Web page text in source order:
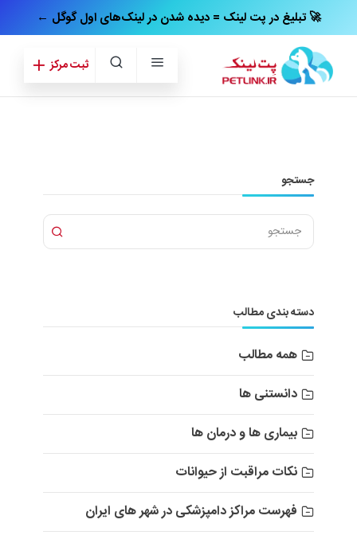
← تبلیغ در پت‌ لینک = دیده شدن در لینک‌های اول گوگل 🚀
ثبت مرکز
جستجو
دسته بندی مطالب
همه مطالب
دانستنی ها
بیماری ها و درمان ها
نکات مراقبت از حیوانات
فهرست مراکز دامپزشکی در شهر های ایران